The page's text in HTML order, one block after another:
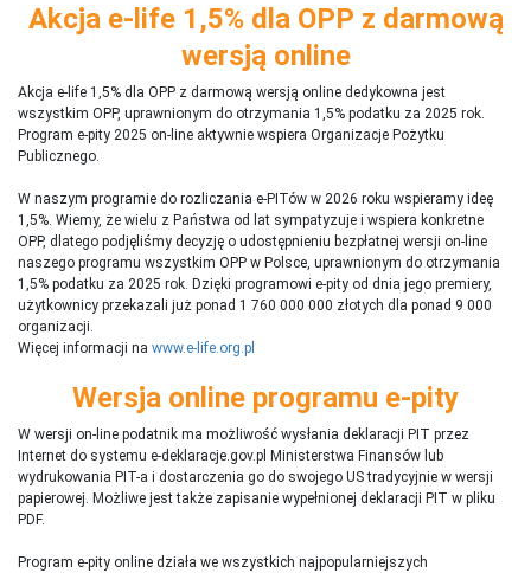
Akcja e-life 1,5% dla OPP z darmową
wersją online
Akcja e-life 1,5% dla OPP z darmową wersją online dedykowna jest
wszystkim OPP, uprawnionym do otrzymania 1,5% podatku za 2025 rok.
Program e-pity 2025 on-line aktywnie wspiera Organizacje Pożytku
Publicznego.
W naszym programie do rozliczania e-PITów w 2026 roku wspieramy ideę
1,5%. Wiemy, że wielu z Państwa od lat sympatyzuje i wspiera konkretne
OPP, dlatego podjęliśmy decyzję o udostępnieniu bezpłatnej wersji on-line
naszego programu wszystkim OPP w Polsce, uprawnionym do otrzymania
1,5% podatku za 2025 rok. Dzięki programowi e-pity od dnia jego premiery,
użytkownicy przekazali już ponad 1 760 000 000 złotych dla ponad 9 000
organizacji.
Więcej informacji na www.e-life.org.pl
Wersja online programu e-pity
W wersji on-line podatnik ma możliwość wysłania deklaracji PIT przez
Internet do systemu e-deklaracje.gov.pl Ministerstwa Finansów lub
wydrukowania PIT-a i dostarczenia go do swojego US tradycyjnie w wersji
papierowej. Możliwe jest także zapisanie wypełnionej deklaracji PIT w pliku
PDF.
Program e-pity online działa we wszystkich najpopularniejszych